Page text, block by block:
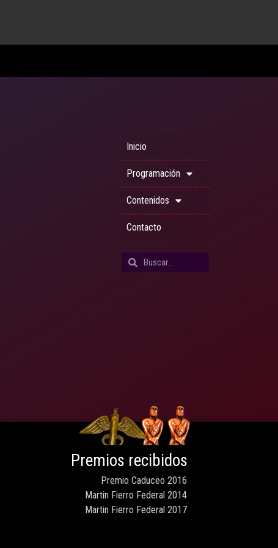
Inicio
Programación
Contenidos
Contacto
Premios recibidos
Premio Caduceo 2016
Martin Fierro Federal 2014
Martin Fierro Federal 2017